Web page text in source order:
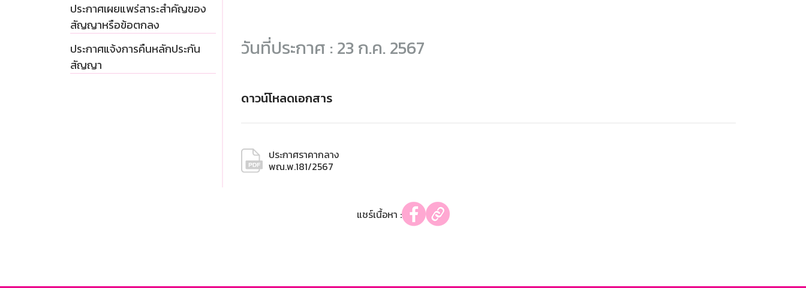
ประกาศเผยแพร่สาระสำคัญของ
สัญญาหรือข้อตกลง
ประกาศแจ้งการคืนหลักประกัน
สัญญา
วันที่ประกาศ : 23 ก.ค. 2567
ดาวน์โหลดเอกสาร
ประกาศราคากลาง
พณ.พ.181/2567
แชร์เนื้อหา :